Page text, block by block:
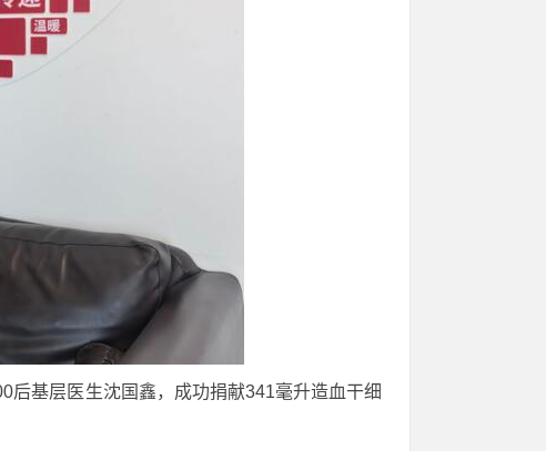
基层医生沈国鑫，成功捐献341毫升造血干细